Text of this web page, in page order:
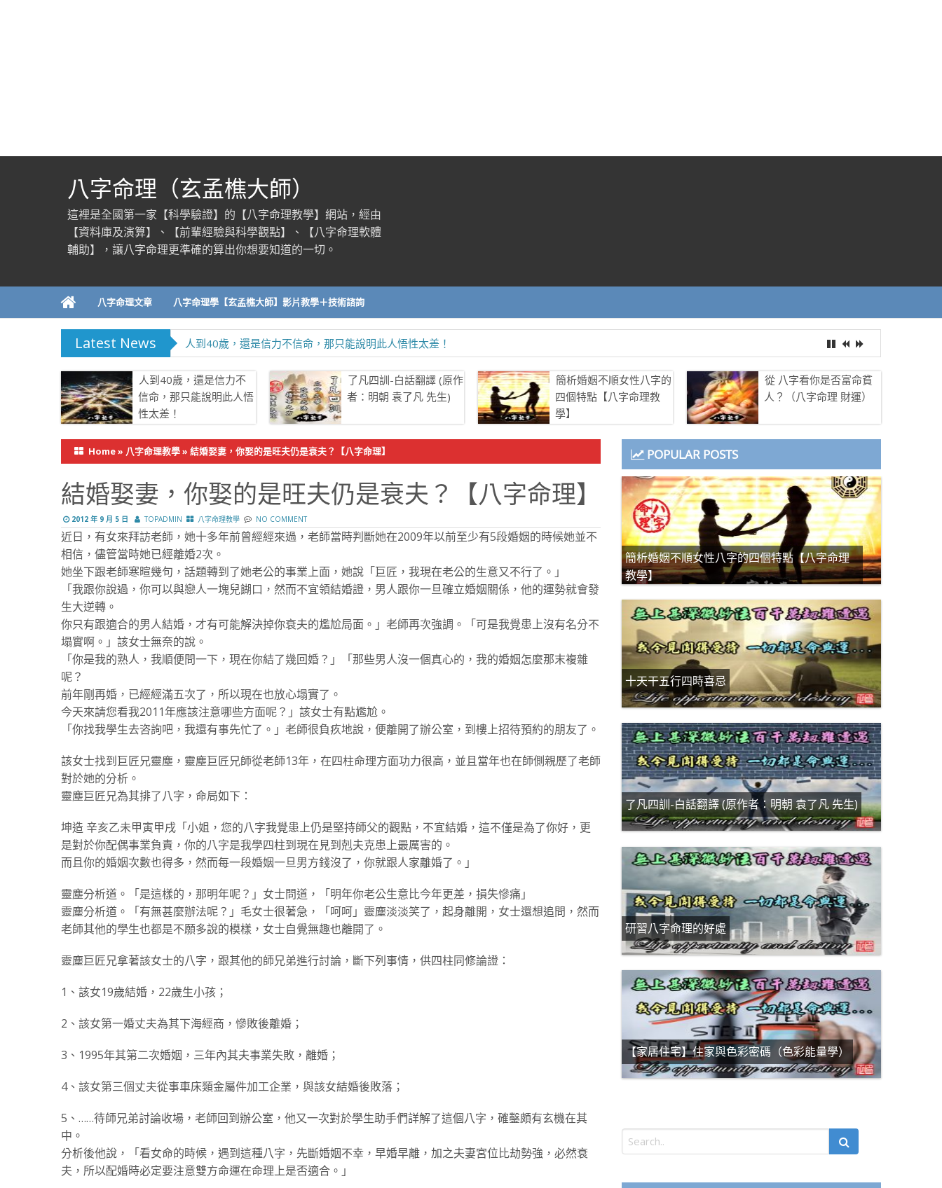
八字命理（玄孟樵大師）
這裡是全國第一家【科學驗證】的【八字命理教學】網站，經由
【資料庫及演算】、【前輩經驗與科學觀點】、【八字命理軟體
輔助】，讓八字命理更準確的算出你想要知道的一切。
八字命理文章 八字命理學【玄孟樵大師】影片教學＋技術諮詢
Latest News 了凡四訓-白話翻譯 (原作者：明朝 袁了凡 先生)
人到40歲，還是信力不
信命，那只能說明此人悟
性太差！
了凡四訓-白話翻譯 (原作
者：明朝 袁了凡 先生)
簡析婚姻不順女性八字的
四個特點【八字命理教
學】
從 八字看你是否富命貧
人？（八字命理 財運）
Home» 八字命理教學» 結婚娶妻，你娶的是旺夫仍是衰夫？【八字命理】
結婚娶妻，你娶的是旺夫仍是衰夫？【八字命理】
2012 年 9 月 5 日 TOPADMIN 八字命理教學 NO COMMENT
近日，有女來拜訪老師，她十多年前曾經經來過，老師當時判斷她在2009年以前至少有5段婚姻的時候她並不
相信，儘管當時她已經離婚2次。
她坐下跟老師寒暄幾句，話題轉到了她老公的事業上面，她說「巨匠，我現在老公的生意又不行了。」
「我跟你說過，你可以與戀人一塊兒餬口 ， 然而不宜領結婚證，男人跟你一旦確立婚姻關係，他的運勢就會發
生大逆轉。
你只有跟適合的男人結婚，才有可能解決掉你衰夫的尷尬局面。」老師再次強調。「可是我覺患上沒有名分不
塌實啊。」該女士無奈的說。
「你是我的熟人，我順便問一下，現在你結了幾回婚？」「那些男人沒一個真心的，我的婚姻怎麼那末複雜
呢？
前年剛再婚，已經經滿五次了，所以現在也放心塌實了。
今天來請您看我2011年應該注意哪些方面呢？」該女士有點尷尬。
「你找我學生去咨詢吧，我還有事先忙了。」老師很負疚地說，便離開了辦公室，到樓上招待預約的朋友了。
該女士找到巨匠兄靈塵， 靈塵巨匠兄師從老師13年，在四柱命理方面功力很高，並且當年也在師側親歷了老師
對於她的分析。
靈塵巨匠兄為其排了八字，命局如下：
坤造 辛亥乙未甲寅甲戌「小姐，您的八字我覺患上仍是堅持師父的觀點，不宜結婚，這不僅是為了你好，更
是對於你配偶事業負責，你的八字是我學四柱到現在見到剋夫克患上最厲害的。
而且你的婚姻次數也得多，然而每一段婚姻一旦男方錢沒了，你就跟人家離婚了。」
靈塵分析道。「是這樣的，那明年呢？」女士問道，「明年你老公生意比今年更差，損失慘痛」
靈塵分析道。「有無甚麼辦法呢？」毛女士很著急，「呵呵」 靈塵淡淡笑了，起身離開，女士還想追問，然而
老師其他的學生也都是不願多說的模樣，女士自覺無趣也離開了。
靈塵巨匠兄拿著該女士的八字，跟其他的師兄弟進行討論，斷下列事情，供四柱同修論證：
1、該女19歲結婚，22歲生小孩；
2、該女第一婚丈夫為其下海經商，慘敗後離婚；
3、1995年其第二次婚姻，三年內其夫事業失敗，離婚；
4、該女第三個丈夫從事車床類金屬件加工企業，與該女結婚後敗落；
5、……待師兄弟討論收場，老師回到辦公室，他又一次對於學生助手們詳解了這個八字，確鑿頗有玄機在其
中。
分析後他說，「看女命的時候，遇到這種八字，先斷婚姻不幸，早婚早離，加之夫妻宮位比劫勢強，必然衰
夫，所以配婚時必定要注意雙方命運在命理上是否適合。」
POPULAR POSTS
簡析婚姻不順女性八字的四個特點【八字命理
教學】
十天干五行四時喜忌
了凡四訓-白話翻譯 (原作者：明朝 袁了凡 先生)
研習八字命理的好處
【家居住宅】住家與色彩密碼（色彩能量學）